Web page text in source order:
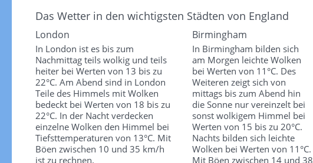
Das Wetter in den wichtigsten Städten von England
London
In London ist es bis zum
Nachmittag teils wolkig und teils
heiter bei Werten von 13 bis zu
22°C. Am Abend sind in London
Teile des Himmels mit Wolken
bedeckt bei Werten von 18 bis zu
22°C. In der Nacht verdecken
einzelne Wolken den Himmel bei
Tiefsttemperaturen von 13°C. Mit
Böen zwischen 10 und 35 km/h
ist zu rechnen.
Birmingham
In Birmingham bilden sich
am Morgen leichte Wolken
bei Werten von 11°C. Des
Weiteren zeigt sich von
mittags bis zum Abend hin
die Sonne nur vereinzelt bei
sonst wolkigem Himmel bei
Werten von 15 bis zu 20°C.
Nachts bilden sich leichte
Wolken bei Werten von 11°C.
Mit Böen zwischen 14 und 38